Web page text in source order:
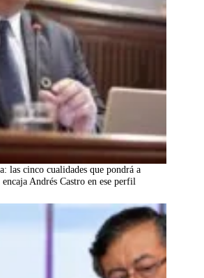
las cinco cualidades que pondrá a
Andrés Castro en ese perfil